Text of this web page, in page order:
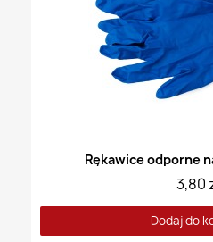
Rękawice odporne
3,80
Dodaj do